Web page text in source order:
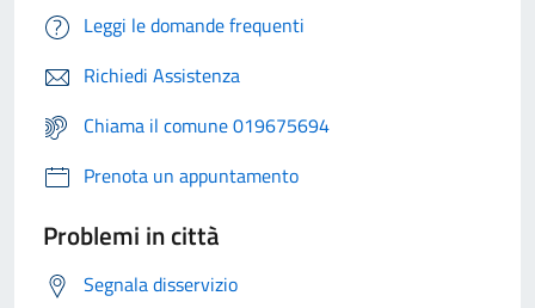
Leggi le domande frequenti
Richiedi Assistenza
Chiama il comune 019675694
Prenota un appuntamento
Problemi in città
Segnala disservizio